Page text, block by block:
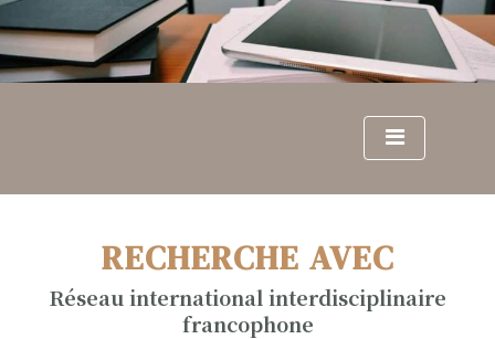
S
k
i
o
RECHERCHE AVEC
Réseau international interdisciplinaire
francophone